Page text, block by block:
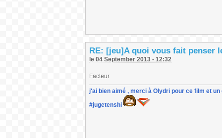
RE: [jeu]A quoi vous fait penser
le 04 September 2013 - 12:32
Facteur
j'ai bien aimé , merci à Olydri pour ce film et
#jugetenshi